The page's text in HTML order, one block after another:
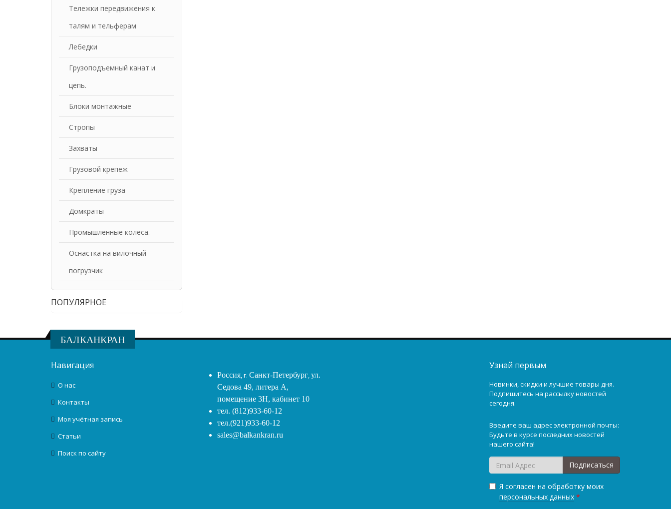
Тележки передвижения к
талям и тельферам
Лебедки
Грузоподъемный канат и
цепь.
Блоки монтажные
Стропы
Захваты
Грузовой крепеж
Крепление груза
Домкраты
Промышленные колеса.
Оснастка на вилочный
погрузчик
ПОПУЛЯРНОЕ
БАЛКАНКРАН
Навигация
О нас
Контакты
Моя учётная запись
Статьи
Поиск по сайту
Россия, г. Санкт-Петербург,ул.
Седова 49, литера А,
помещение 3Н, кабинет 10
тел. (812)933-60-12
тел.(921)933-60-12
sales@balkankran.ru
Узнай первым
Новинки, скидки и лучшие товары дня.
Подпишитесь на рассылку новостей
сегодня.
Введите ваш адрес электронной почты:
Будьте в курсе последних новостей
нашего сайта!
Я согласен на обработку моих
персональных данных *
Подписаться